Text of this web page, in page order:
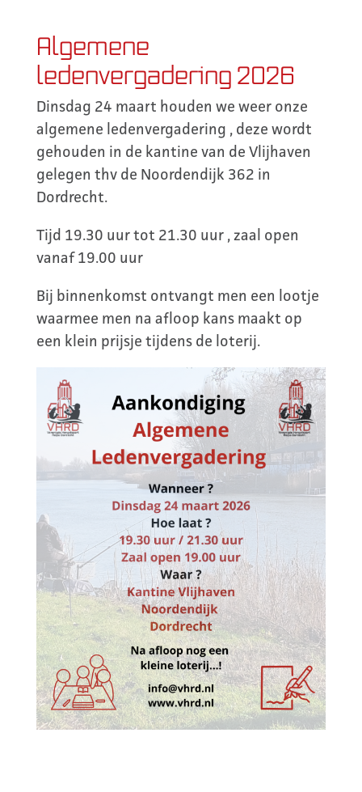
Algemene
ledenvergadering 2026
Dinsdag 24 maart houden we weer onze
algemene ledenvergadering , deze wordt
gehouden in de kantine van de Vlijhaven
gelegen thv de Noordendijk 362 in
Dordrecht.
Tijd 19.30 uur tot 21.30 uur , zaal open
vanaf 19.00 uur
Bij binnenkomst ontvangt men een lootje
waarmee men na afloop kans maakt op
een klein prijsje tijdens de loterij.